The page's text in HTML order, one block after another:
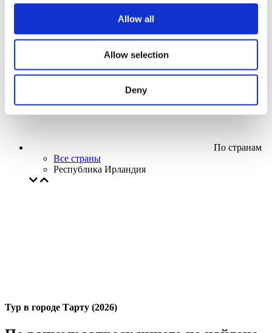
Allow all
Allow selection
Deny
Творческий вечер
Наше спецпредложение
Применить
По странам
Все страны
Республика Ирландия
Тур в городе Тарту (2026)